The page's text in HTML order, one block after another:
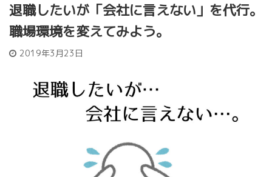
退職したいが「会社に言えない」を代行。
職場環境を変えてみよう。
2019年3月23日